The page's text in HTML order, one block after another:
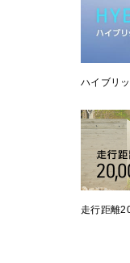
ハイブリ
走行距離